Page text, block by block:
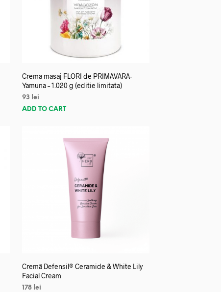
Crema masaj FLORI de PRIMAVARA-
Yamuna – 1.020 g (editie limitata)
93
lei
ADD TO CART
Cremă Defensil® Ceramide & White Lily
Facial Cream
178 lei